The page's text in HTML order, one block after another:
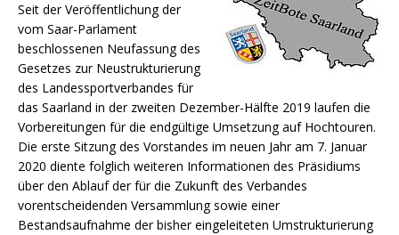
Seit der Veröffentlichung der
vom Saar-Parlament
beschlossenen Neufassung des
Gesetzes zur Neustrukturierung
des Landessportverbandes für
das Saarland in der zweiten Dezember-Hälfte 2019 laufen die
Vorbereitungen für die endgültige Umsetzung auf Hochtouren.
Die erste Sitzung des Vorstandes im neuen Jahr am 7. Januar
2020 diente folglich weiteren Informationen des Präsidiums
über den Ablauf der für die Zukunft des Verbandes
vorentscheidenden Versammlung sowie einer
Bestandsaufnahme der bisher eingeleiteten Umstrukturierung